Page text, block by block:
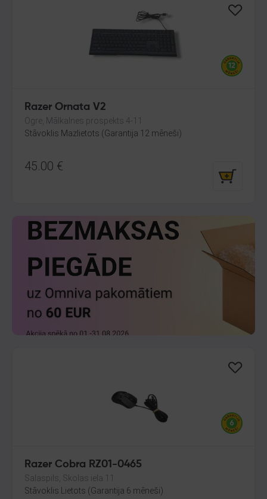
Razer Ornata V2
Ogre, Mālkalnes prospekts 4-11
Stāvoklis Mazlietots (Garantija 12 mēneši)
45.00 €
Razer Cobra RZ01-0465
Salaspils, Skolas iela 11
Stāvoklis Lietots (Garantija 6 mēneši)